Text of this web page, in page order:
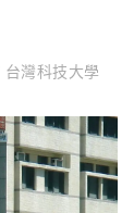
台灣科技大學